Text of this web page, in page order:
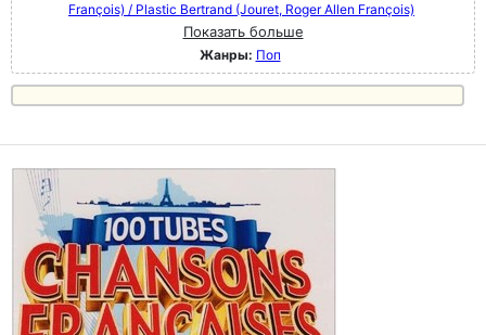
François) / Plastic Bertrand (Jouret, Roger Allen François)
Показать больше
Жанры: Поп